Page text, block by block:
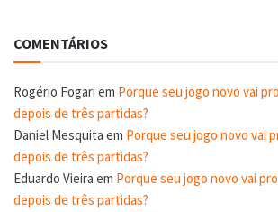
COMENTÁRIOS
Rogério Fogari em Porque seu jogo novo vai
depois de três partidas?
Daniel Mesquita em Porque seu jogo novo vai
depois de três partidas?
Eduardo Vieira em Porque seu jogo novo vai
depois de três partidas?